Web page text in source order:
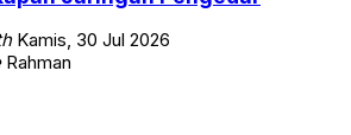
Kamis, 30 Jul 2026
Rahman